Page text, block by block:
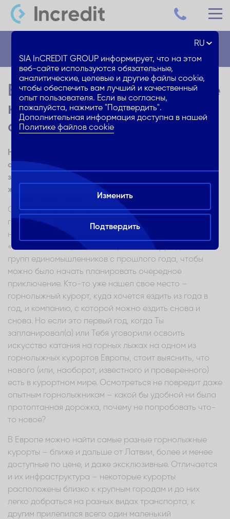
Европейские горнолыжные
курорты. Куда
отправиться?
На какие европейские горнолыжные курорты стоит
отправиться в этом сезоне, чтобы насладиться
зимними радостями? Выбирай в соответствии с
желаниями и возможностями!
Среди людей, имеющих разные увлечения, любители
горных лыж захвачены своим хобби, пожалуй,
наиболее сильно. С началом сезона у них начинают
«чесаться ноги», в аппликации WhatsApp идет поиск
групп единомышленников с прошлого года, чтобы
можно было начать планировать очередное
приключение. Кто-то уже нашел свое место –
горнолыжный курорт, куда хочется ездить из года в
год, и компанию, с которой можно ездить снова и
снова. Но если это первый год, когда Ты
запланировал(а) или Тебя уговорили освоить
искусство катания на горных лыжах на одном из
горнолыжных курортов Европы, стоит выяснить, что
нового (или, наоборот, известного и проверенного)
есть в курортном мире. Осмотреться не повредит даже
опытным горнолыжникам – какой бы удобной ни была
протоптанная дорожка, почему не попробовать что-
то новое?
В Европе можно найти самые разные горнолыжные
курорты – ближе и дальше от Латвии, более и менее
доступные по цене, и даже эксклюзивные. Отличается
и их инфраструктура – некоторые курорты
расположены близко к крупным городам и до них
легко добраться на разных видах транспорта, к
другим прилепился всего один маленький
RU
SIA InCREDIT GROUP информирует, что на этом
веб-сайте используются обязательные,
аналитические, целевые и другие файлы cookie,
чтобы обеспечить вам лучший и качественный
опыт пользователя. Если вы согласны,
пожалуйста, нажмите "Подтвердить".
Дополнительная информация доступна в нашей
Политике файлов cookie
Изменить
Подтвердить